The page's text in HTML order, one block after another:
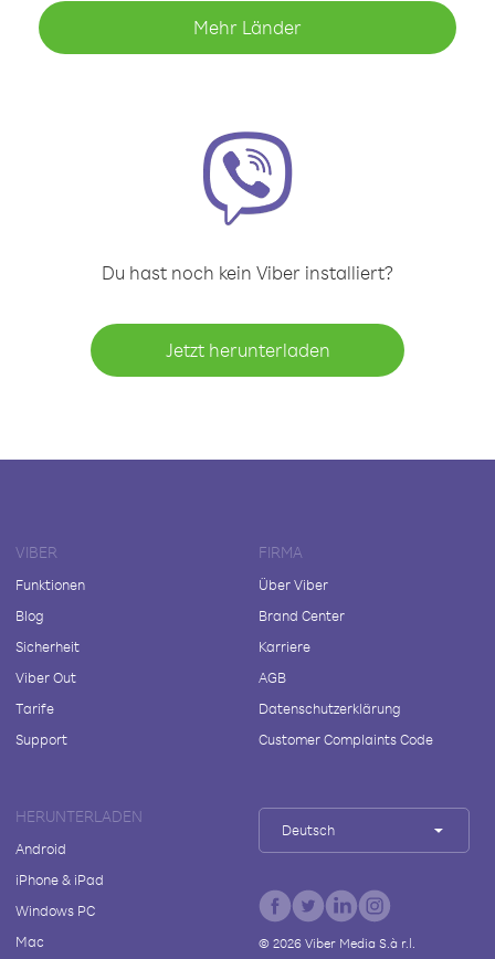
Mehr Länder
Du hast noch kein Viber installiert?
Jetzt herunterladen
VIBER
Funktionen
Blog
Sicherheit
Viber Out
Tarife
Support
FIRMA
Über Viber
Brand Center
Karriere
AGB
Datenschutzerklärung
Customer Complaints Code
HERUNTERLADEN
Android
iPhone & iPad
Windows PC
Mac
Deutsch
© 2026Viber Media S.à r.l.